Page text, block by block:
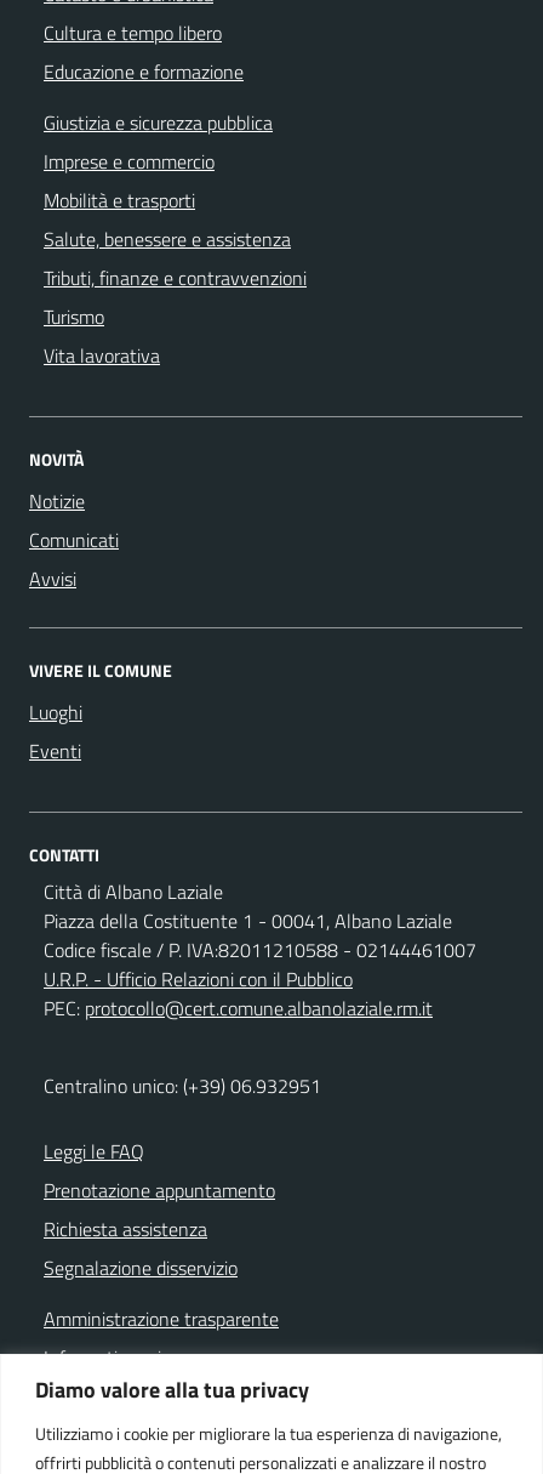
Diamo valore alla tua privacy
Utilizziamo i cookie per migliorare la tua esperienza di navigazione,
offrirti pubblicità o contenuti personalizzati e analizzare il nostro
Cultura e tempo libero
Educazione e formazione
Giustizia e sicurezza pubblica
Imprese e commercio
Mobilità e trasporti
Salute, benessere e assistenza
Tributi, finanze e contravvenzioni
Turismo
Vita lavorativa
NOVITÀ
Notizie
Comunicati
Avvisi
VIVERE IL COMUNE
Luoghi
Eventi
CONTATTI
Città di Albano Laziale
Piazza della Costituente 1 - 00041, Albano Laziale
Codice fiscale / P. IVA:82011210588 - 02144461007
U.R.P. - Ufficio Relazioni con il Pubblico
PEC: protocollo@cert.comune.albanolaziale.rm.it
Centralino unico: (+39) 06.932951
Leggi le FAQ
Prenotazione appuntamento
Richiesta assistenza
Segnalazione disservizio
Amministrazione trasparente
Informativa privacy
Note legali
Dichiarazione di accessibilità